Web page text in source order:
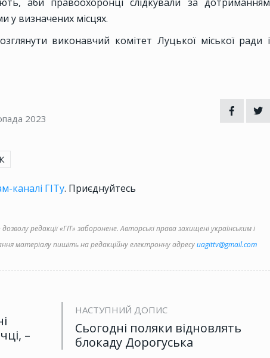
у визначених місцях.
виконавчий комітет Луцької міської ради і
2023
каналі ГІТу. Приєднуйтесь
редакції «ГІТ» заборонене. Авторські права захищені українським і
матеріалу пишіть на редакційну електронну адресуuagittv@gmail.com
–
НАСТУПНИЙ ДОПИС
Сьогодні поляки відновлять
блокаду Дорогуська